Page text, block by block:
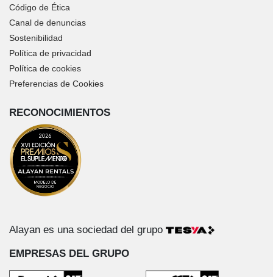
Código de Ética
Canal de denuncias
Sostenibilidad
Política de privacidad
Política de cookies
Preferencias de Cookies
RECONOCIMIENTOS
Alayan es una sociedad del grupo
EMPRESAS DEL GRUPO